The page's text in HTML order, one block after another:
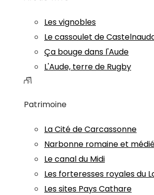
Les vignobles
Le cassoulet de
Ça bouge dans l'Aude
L'Aude, terre de Rugby
Patrimoine
La Cité de Carcassonne
Narbonne romaine et
Le canal du Midi
Les forteresses royales du
Les sites Pays Cathare